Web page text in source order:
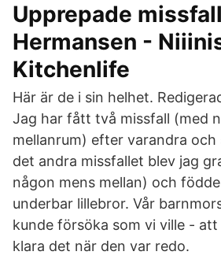
Upprepade
Hermansen -
Kitchenlife
Här är de i sin helhet.
Jag har fått två missfall (med
mellanrum) efter varandra
det andra missfallet blev jag
någon mens mellan) och
underbar lillebror. Vår
kunde försöka som vi ville -
klara det när den var redo.